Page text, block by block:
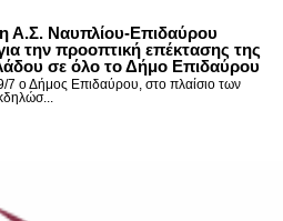
Α.Σ. Ναυπλίου-Επιδαύρου
την προοπτική επέκτασης της
σε όλο το Δήμο Επιδαύρου
7 ο Δήμος Επιδαύρου, στο πλαίσιο των